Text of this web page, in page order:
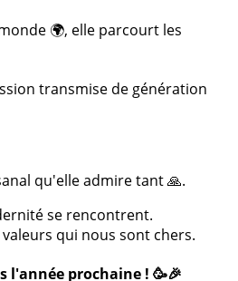
🌍, elle parcourt les
transmise de génération
qu'elle admire tant 🙏.
se rencontrent.
qui nous sont chers.
l'année prochaine ! 🥳🎉